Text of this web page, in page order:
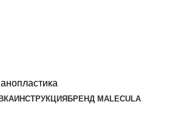
ИНСТРУКЦИЯБРЕНД MALECULA